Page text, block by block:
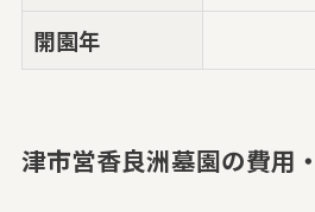
開園年
津市営香良洲墓園の費用